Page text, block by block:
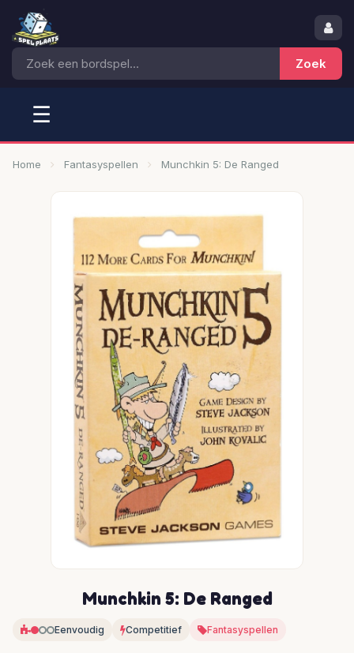
☰
Home Fantasyspellen Munchkin 5: De Ranged
Munchkin 5: De Ranged
Eenvoudig Competitief Fantasyspellen